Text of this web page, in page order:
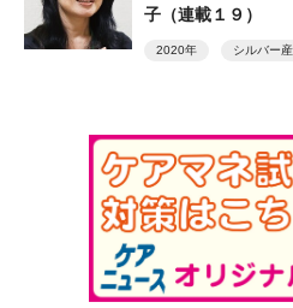
子（連載１９）
2020年 シルバー